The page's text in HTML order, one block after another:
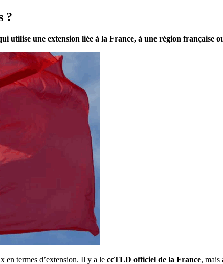
?
utilise une extension liée à la France, à une région française
en termes d’extension. Il y a le ccTLD officiel de la France, mais